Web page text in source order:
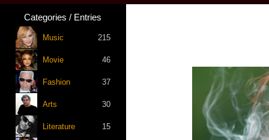
Categories / Entries
Music 215
Movie 46
Fashion 37
Arts 30
Literature 15